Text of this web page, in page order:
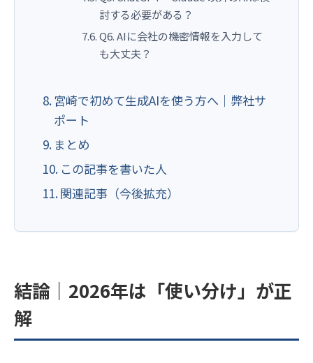
討する必要がある？
Q6. AIに会社の機密情報を入力して
も大丈夫？
宮崎で初めて生成AIを使う方へ｜弊社サ
ポート
まとめ
この記事を書いた人
関連記事（今後拡充）
結論｜2026年は「使い分け」が正
解